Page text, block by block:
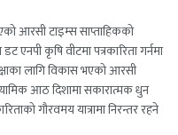
आरसी टाइम्स साप्ताहिकको
कृषि वीटमा पत्रकारिता गर्नमा
लागि विकास भएको आरसी
आठ दिशामा सकारात्मक धुन
गौरवमय यात्रामा निरन्तर रहने